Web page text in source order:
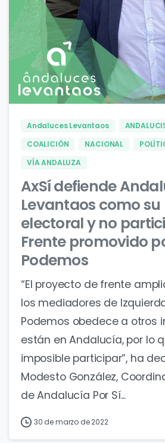
Andaluces Levantaos
COALICIÓN
NACIONAL
VÍA ANDALUZA
AxSí defiende
Levantaos como
electoral y no
Frente promovido
Podemos
“El proyecto de frente
los mediadores de
Podemos obedece a otros
están en Andalucía, por lo
imposible participar”, ha
Modesto González,
de Andalucía Por Sí...
30 de marzo de 2022